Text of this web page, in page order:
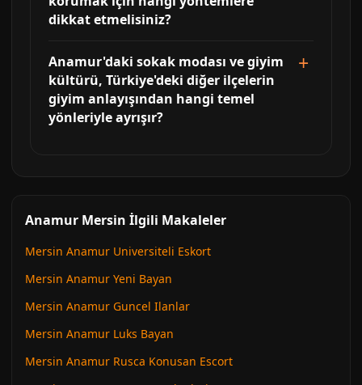
dikkat etmelisiniz?
Anamur'daki sokak modası ve giyim
kültürü, Türkiye'deki diğer ilçelerin
giyim anlayışından hangi temel
yönleriyle ayrışır?
Anamur Mersin İlgili Makaleler
Mersin Anamur Universiteli Eskort
Mersin Anamur Yeni Bayan
Mersin Anamur Guncel Ilanlar
Mersin Anamur Luks Bayan
Mersin Anamur Rusca Konusan Escort